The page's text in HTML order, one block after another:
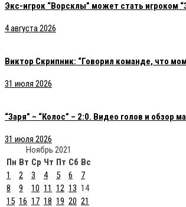
Экс-игрок “Ворсклы” может стать игроком
4 августа 2026
Виктор Скрипник: “Говорил команде, что
31 июля 2026
“Заря” – “Колос” – 2:0. Видео голов и обзор
31 июля 2026
Ноябрь 2021
Пн Вт Ср Чт Пт Сб Вс
1
2 3 4 5 6
7
8
9 10 11 12 13 14
15 16 17 18 19 20 21